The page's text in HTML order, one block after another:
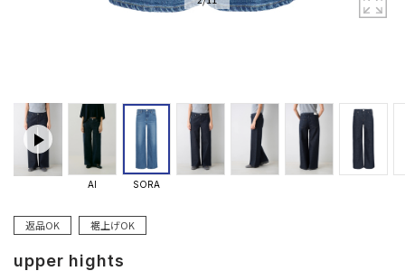
AI SORA
返品OK 裾上げOK
upper hights